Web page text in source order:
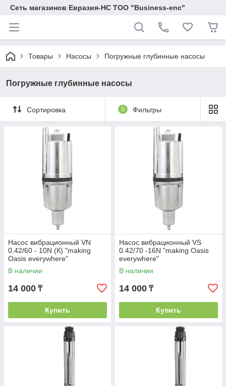
Сеть магазинов Евразия-НС ТОО "Business-enc"
Товары Насосы Погружные глубинные насосы
Погружные глубинные насосы
Сортировка 0 Фильтры
Насос вибрационный VN
0.42/60 - 10N (К) "making
Оasis everywhere"
В наличии
14 000 ₸
Купить
Насос вибрационный VS
0.42/70 -16N "making Оasis
everywhere"
В наличии
14 000 ₸
Купить